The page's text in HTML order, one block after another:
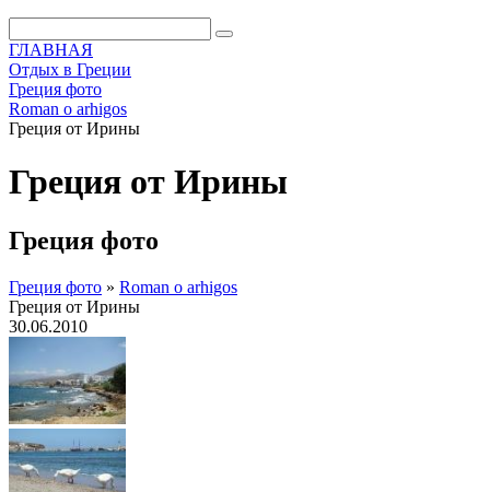
ГЛАВНАЯ
Отдых в Греции
Греция фото
Roman o arhigos
Греция от Ирины
Греция от Ирины
Греция фото
Греция фото » Roman o arhigos
Греция от Ирины
30.06.2010